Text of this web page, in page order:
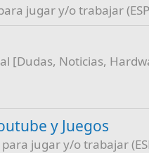
jugar y/o trabajar
[Dudas, Noticias,
y Juegos
para jugar y/o trabajar